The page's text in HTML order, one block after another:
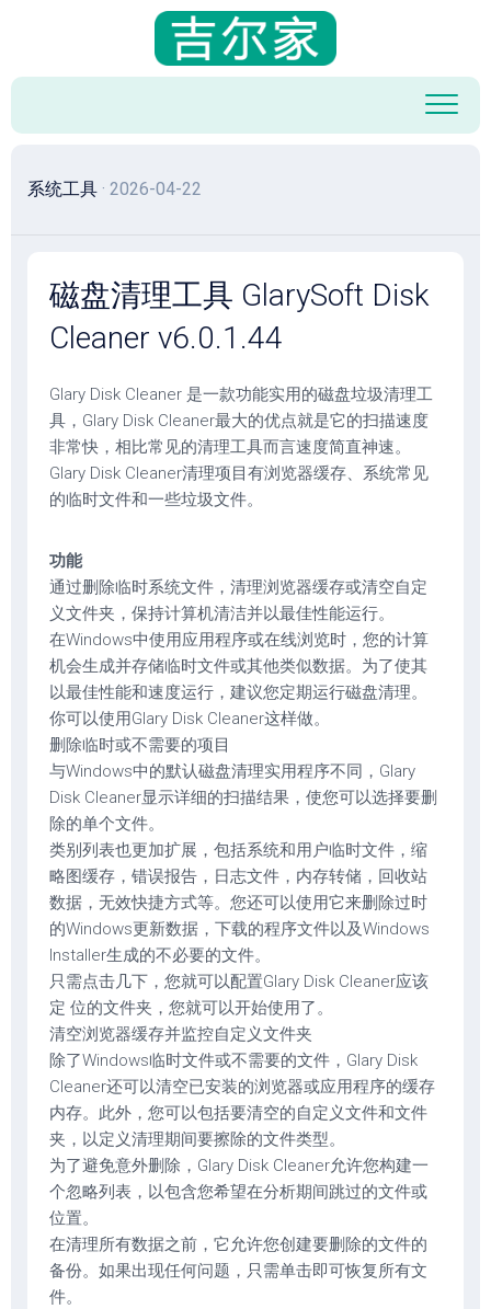
容
系统工具 · 2026-04-22
磁盘清理工具 GlarySoft Disk
Cleaner v6.0.1.44
Glary Disk Cleaner 是一款功能实用的磁盘垃圾清理工
具，Glary Disk Cleaner最大的优点就是它的扫描速度
非常快，相比常见的清理工具而言速度简直神速。
Glary Disk Cleaner清理项目有浏览器缓存、系统常见
的临时文件和一些垃圾文件。
功能
通过删除临时系统文件，清理浏览器缓存或清空自定
义文件夹，保持计算机清洁并以最佳性能运行。
在Windows中使用应用程序或在线浏览时，您的计算
机会生成并存储临时文件或其他类似数据。为了使其
以最佳性能和速度运行，建议您定期运行磁盘清理。
你可以使用Glary Disk Cleaner这样做。
删除临时或不需要的项目
与Windows中的默认磁盘清理实用程序不同，Glary
Disk Cleaner显示详细的扫描结果，使您可以选择要删
除的单个文件。
类别列表也更加扩展，包括系统和用户临时文件，缩
略图缓存，错误报告，日志文件，内存转储，回收站
数据，无效快捷方式等。您还可以使用它来删除过时
的Windows更新数据，下载的程序文件以及Windows
Installer生成的不必要的文件。
只需点击几下，您就可以配置Glary Disk Cleaner应该
定 位的文件夹，您就可以开始使用了。
清空浏览器缓存并监控自定义文件夹
除了Windows临时文件或不需要的文件，Glary Disk
Cleaner还可以清空已安装的浏览器或应用程序的缓存
内存。此外，您可以包括要清空的自定义文件和文件
夹，以定义清理期间要擦除的文件类型。
为了避免意外删除，Glary Disk Cleaner允许您构建一
个忽略列表，以包含您希望在分析期间跳过的文件或
位置。
在清理所有数据之前，它允许您创建要删除的文件的
备份。如果出现任何问题，只需单击即可恢复所有文
件。